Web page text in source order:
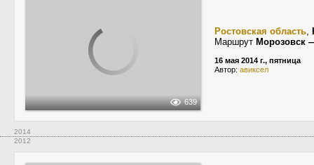
639
Ростовская область,
Маршрут Морозовск
16 мая 2014 г., пятница
Автор: авиксел
2014
2012